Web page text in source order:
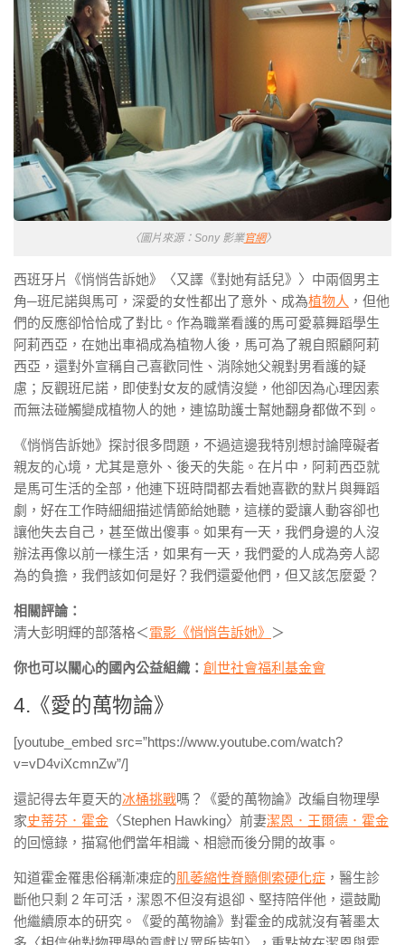
〈圖片來源：Sony 影業官網〉
西班牙片《悄悄告訴她》〈又譯《對她有話兒》〉中兩個男主
角─班尼諾與馬可，深愛的女性都出了意外、成為植物人 ，但他
們的反應卻恰恰成了對比。作為職業看護的馬可愛慕舞蹈學生
阿莉西亞，在她出車禍成為植物人後，馬可為了親自照顧阿莉
西亞，還對外宣稱自己喜歡同性、消除她父親對男看護的疑
慮；反觀班尼諾，即使對女友的感情沒變，他卻因為心理因素
而無法碰觸變成植物人的她，連協助護士幫她翻身都做不到。
《悄悄告訴她》探討很多問題，不過這邊我特別想討論障礙者
親友的心境，尤其是意外、後天的失能。在片中，阿莉西亞就
是馬可生活的全部，他連下班時間都去看她喜歡的默片與舞蹈
劇，好在工作時細細描述情節給她聽，這樣的愛讓人動容卻也
讓他失去自己，甚至做出傻事。如果有一天，我們身邊的人沒
辦法再像以前一樣生活，如果有一天，我們愛的人成為旁人認
為的負擔，我們該如何是好？我們還愛他們，但又該怎麼愛？
相關評論：
清大彭明輝的部落格＜電影《悄悄告訴她》 ＞
你也可以關心的國內公益組織： 創世社會福利基金會
4.《愛的萬物論》
[youtube_embed src=”https://www.youtube.com/watch?
v=vD4viXcmnZw”/]
還記得去年夏天的冰桶挑戰嗎？《愛的萬物論》改編自物理學
家史蒂芬．霍金 〈Stephen Hawking〉前妻潔恩．王爾德．霍金
的回憶錄，描寫他們當年相識、相戀而後分開的故事。
知道霍金罹患俗稱漸凍症的肌萎縮性脊髓側索硬化症 ，醫生診
斷他只剩 2 年可活，潔恩不但沒有退卻、堅持陪伴他，還鼓勵
他繼續原本的研究。《愛的萬物論》對霍金的成就沒有著墨太